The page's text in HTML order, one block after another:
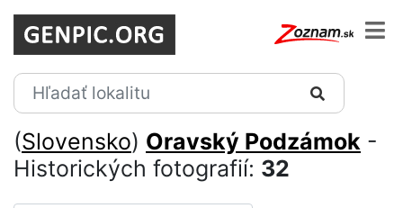
(Slovensko) Oravský Podzámok -
Historických fotografií: 32